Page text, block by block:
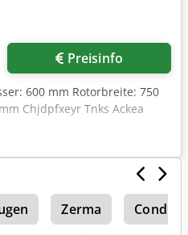
Preisinfo
600 mm Rotorbreite: 750
Chjdpfxeyr Tnks Ackea
Zerma Condux